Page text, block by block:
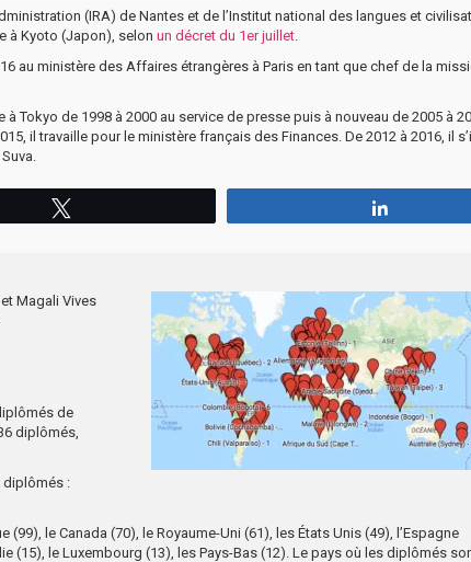
(IRA) de Nantes et de l’Institut national des langues et
à Kyoto (Japon), selon un décret du 1er juillet
au ministère des Affaires étrangères à Paris en tant que chef de la
Tokyo de 1998 à 2000 au service de presse puis à nouveau de 2005 à
il travaille pour le ministère français des Finances. De 2012 à 2016, il
Magali Vives
de
diplômés,
diplômés :
le Canada (70), le Royaume-Uni (61), les États Unis (49), l’Espagne
(15), le Luxembourg (13), les Pays-Bas (12). Le pays où les diplômés